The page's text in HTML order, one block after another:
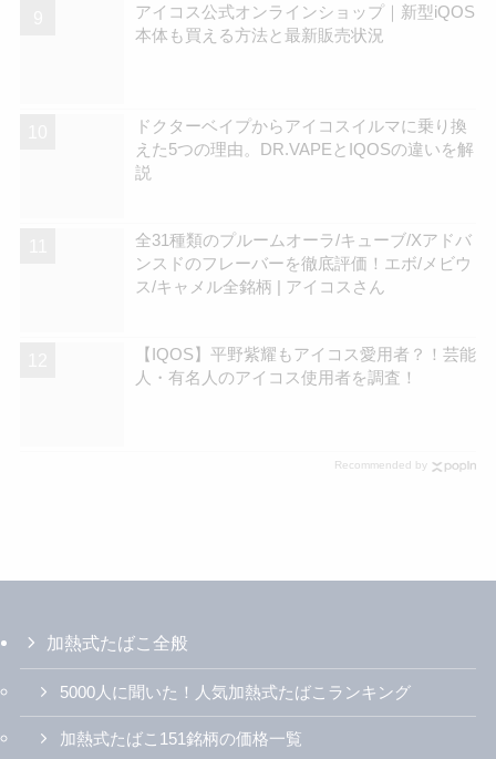
アイコス公式オンラインショップ｜新型iQOS
本体も買える方法と最新販売状況
ドクターベイプからアイコスイルマに乗り換
えた5つの理由。DR.VAPEとIQOSの違いを解
説
全31種類のプルームオーラ/キューブ/Xアドバ
ンスドのフレーバーを徹底評価！エボ/メビウ
ス/キャメル全銘柄 | アイコスさん
【IQOS】平野紫耀もアイコス愛用者？！芸能
人・有名人のアイコス使用者を調査！
Recommended by
加熱式たばこ全般
5000人に聞いた！人気加熱式たばこランキング
加熱式たばこ151銘柄の価格一覧